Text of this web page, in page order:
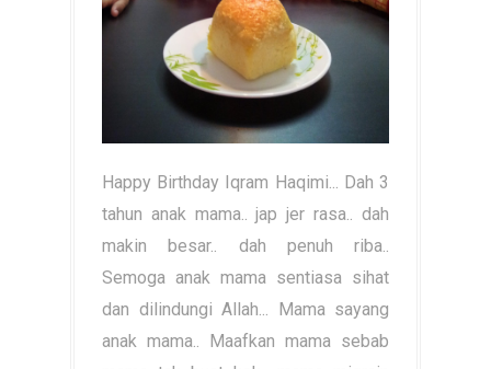
Happy Birthday Iqram Haqimi... Dah 3
tahun anak mama.. jap jer rasa.. dah
makin besar.. dah penuh riba..
Semoga anak mama sentiasa sihat
dan dilindungi Allah... Mama sayang
anak mama.. Maafkan mama sebab